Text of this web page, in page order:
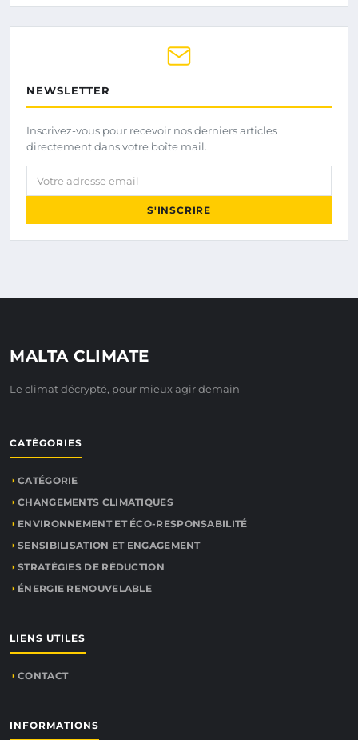
NEWSLETTER
Inscrivez-vous pour recevoir nos derniers articles
directement dans votre boîte mail.
Votre adresse email
S'INSCRIRE
MALTA CLIMATE
Le climat décrypté, pour mieux agir demain
CATÉGORIES
CATÉGORIE
CHANGEMENTS CLIMATIQUES
ENVIRONNEMENT ET ÉCO-RESPONSABILITÉ
SENSIBILISATION ET ENGAGEMENT
STRATÉGIES DE RÉDUCTION
ÉNERGIE RENOUVELABLE
LIENS UTILES
CONTACT
INFORMATIONS